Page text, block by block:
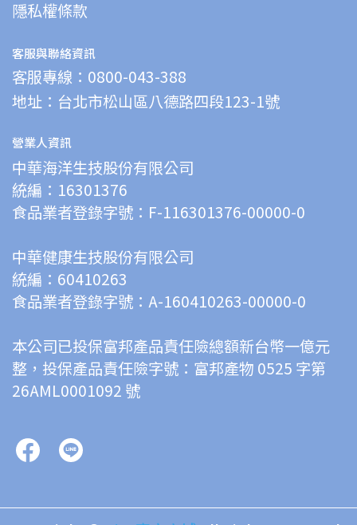
隱私權條款
客服與聯絡資訊
客服專線：0800-043-388
地址：台北市松山區八德路四段123-1號
營業人資訊
中華海洋生技股份有限公司
統編：16301376
食品業者登錄字號：F-116301376-00000-0
中華健康生技股份有限公司
統編：60410263
食品業者登錄字號：A-160410263-00000-0
本公司已投保富邦產品責任險總額新台幣一億元
整，投保產品責任險字號：富邦產物 0525 字第
26AML0001092 號